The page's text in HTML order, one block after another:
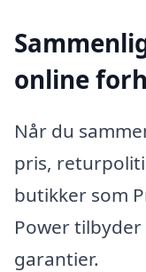
online
Når du
pris,
butikker som
Power
garantier.